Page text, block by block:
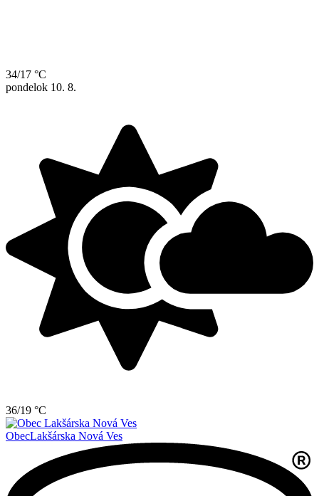
34/17 °C
pondelok 10. 8.
36/19 °C
ObecLakšárska Nová Ves